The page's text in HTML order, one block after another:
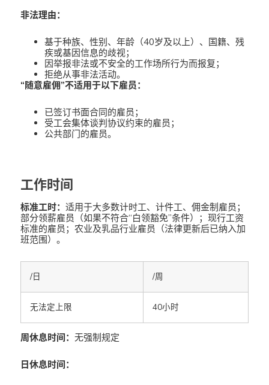
非法理由：
基于种族、性别、年龄（40岁及以上）、国籍、残
疾或基因信息的歧视；
因举报非法或不安全的工作场所行为而报复；
拒绝从事非法活动。
“随意雇佣”不适用于以下雇员：
已签订书面合同的雇员；
受工会集体谈判协议约束的雇员；
公共部门的雇员。
工作时间
标准工时： 适用于大多数计时工、计件工、佣金制雇员；
部分领薪雇员（如果不符合“白领豁免”条件）；现行工资
标准的雇员；农业及乳品行业雇员（法律更新后已纳入加
班范围）。
/日 /周
无法定上限 40小时
周休息时间： 无强制规定
日休息时间：